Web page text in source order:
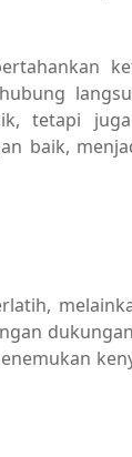
tetapi
baik,